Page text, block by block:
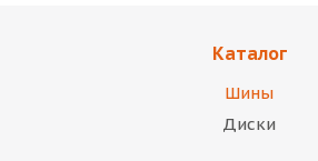
Каталог
Шины
Диски